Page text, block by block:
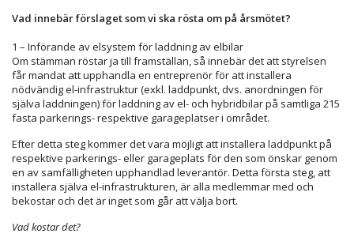
Vad innebär förslaget som vi ska rösta om på årsmötet?
1 – Införande av elsystem för laddning av elbilar
Om stämman röstar ja till framställan, så innebär det att styrelsen
får mandat att upphandla en entreprenör för att installera
nödvändig el-infrastruktur (exkl. laddpunkt, dvs. anordningen för
själva laddningen) för laddning av el- och hybridbilar på samtliga 215
fasta parkerings- respektive garageplatser i området.
Efter detta steg kommer det vara möjligt att installera laddpunkt på
respektive parkerings- eller garageplats för den som önskar genom
en av samfälligheten upphandlad leverantör. Detta första steg, att
installera själva el-infrastrukturen, är alla medlemmar med och
bekostar och det är inget som går att välja bort.
Vad kostar det?